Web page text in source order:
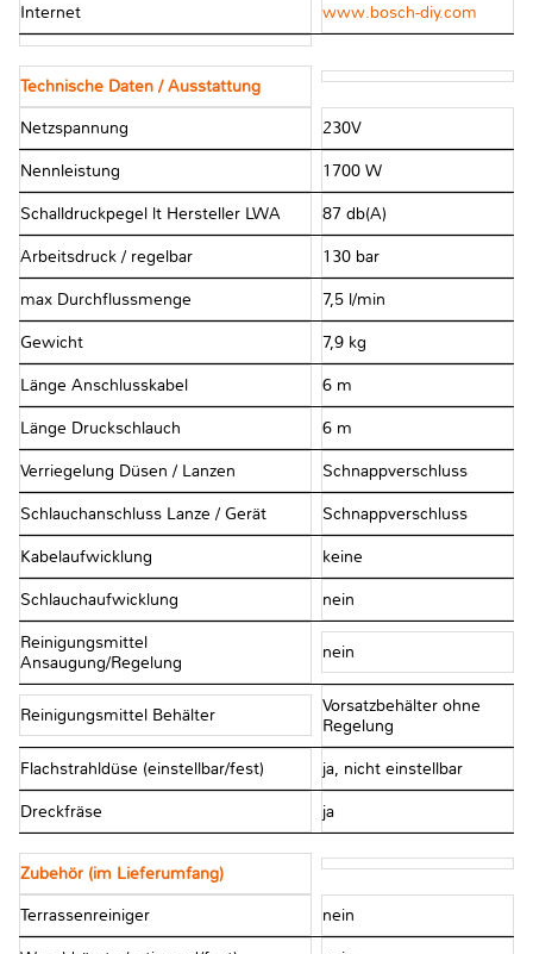
Internet www.bosch-diy.com
Technische Daten / Ausstattung
Netzspannung 230V
Nennleistung 1700 W
Schalldruckpegel lt Hersteller LWA 87 db(A)
Arbeitsdruck / regelbar 130 bar
max Durchflussmenge 7,5 l/min
Gewicht 7,9 kg
Länge Anschlusskabel 6 m
Länge Druckschlauch 6 m
Verriegelung Düsen / Lanzen Schnappverschluss
Schlauchanschluss Lanze / Gerät Schnappverschluss
Kabelaufwicklung keine
Schlauchaufwicklung nein
Reinigungsmittel
Ansaugung/Regelung
nein
Reinigungsmittel Behälter
Vorsatzbehälter ohne
Regelung
Flachstrahldüse (einstellbar/fest) ja, nicht einstellbar
Dreckfräse ja
Zubehör (im Lieferumfang)
Terrassenreiniger nein